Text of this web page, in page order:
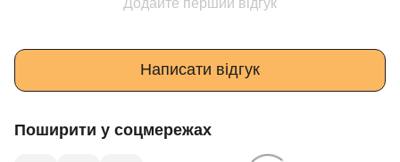
Додайте перший відгук
Написати відгук
Поширити у соцмережах